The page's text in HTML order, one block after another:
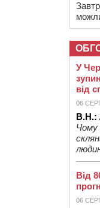
У
від
06
В.Н.:
Чому
Від
06